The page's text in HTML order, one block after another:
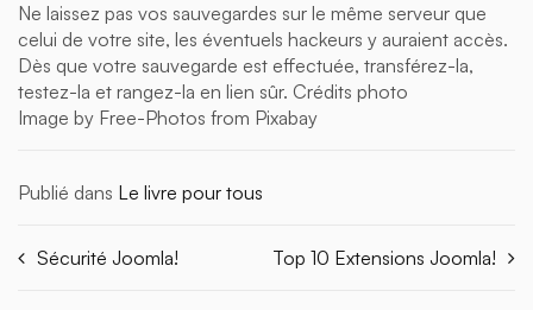
Ne laissez pas vos sauvegardes sur le même serveur que
celui de votre site, les éventuels hackeurs y auraient accès.
Dès que votre sauvegarde est effectuée, transférez-la,
testez-la et rangez-la en lien sûr. Crédits photo
Image by Free-Photos from Pixabay
Publié dans Le livre pour tous
Sécurité Joomla! Top 10 Extensions Joomla!